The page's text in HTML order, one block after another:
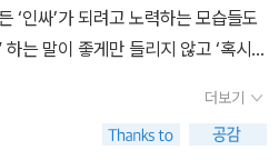
자만심으로 똘
정을 이입하고 고난을 헤쳐갈 수 있
. 누구나 실패를 경험하지 않고서는
어지고 깨지더라도 다시
‘인싸’가 되려고 노력하는 모습들도
는 말이 좋게만 들리지 않고 ‘혹시
하고 받아들이는 캐릭터 ‘금동기’를
한 경험이다. 지금 여기의 어린이
더보기